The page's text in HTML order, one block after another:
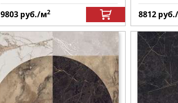
9803 руб./м2 8812 руб.